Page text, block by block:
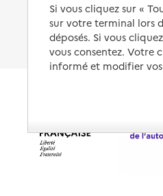
À qui s’adresser ?
Les politiques du grand âge
Si vous cliquez sur «
sur votre terminal lors
déposés. Si vous
vous consentez. Votre
informé et modifier vos